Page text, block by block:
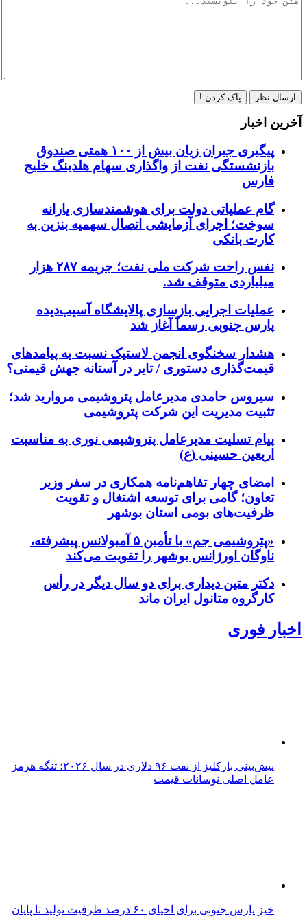
ارسال نظر پاک کردن !
آخرین اخبار
پیگیری جبران زیان بیش از ۱۰۰ همتی صندوق
بازنشستگی نفت از واگذاری سهام هلدینگ خلیج
فارس
گام عملیاتی دولت برای هوشمندسازی یارانه
سوخت؛ اجرای آزمایشی اتصال سهمیه بنزین به
کارت بانکی
نفس راحت شرکت ملی نفت؛ جریمه ۲۸۷ هزار
میلیاردی متوقف شد.
عملیات اجرایی بازسازی پالایشگاه آسیب‌دیده
پارس جنوبی رسماً آغاز شد
هشدار سخنگوی انجمن لاستیک نسبت به پیامدهای
قیمت‌گذاری دستوری / تایر در آستانه جهش قیمتی؟
سیروس حامدی مدیرعامل پتروشیمی مروارید شد؛
تثبیت مدیریت این شرکت پتروشیمی
پیام تسلیت مدیرعامل پتروشیمی نوری به مناسبت
اربعین حسینی (ع)
امضای چهار تفاهم‌نامه همکاری در سفر وزیر
تعاون؛ گامی برای توسعه اشتغال و تقویت
ظرفیت‌های بومی استان بوشهر
«پتروشیمی جم» با تأمین ۵ آمبولانس پیشرفته،
ناوگان اورژانس بوشهر را تقویت می‌کند
دکتر متین دیداری برای دو سال دیگر در رأس
کارگروه متانول ایران ماند
اخبار فوری
پیش‌بینی بارکلیز از نفت ۹۶ دلاری در سال ۲۰۲۶؛ تنگه هرمز
عامل اصلی نوسانات قیمت
خیز پارس جنوبی برای احیای ۶۰ درصد ظرفیت تولید تا پایان